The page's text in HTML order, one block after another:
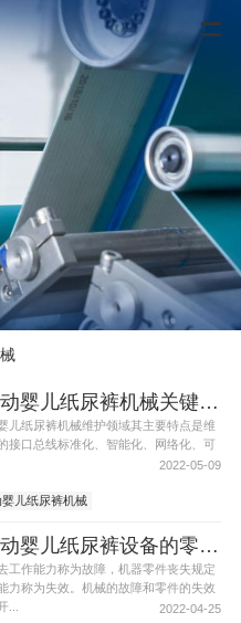
全自动婴儿纸尿裤机械关键技术分析
儿纸尿裤机械维护领域其主要特点是维
接口总线标准化、智能化、网络化、可
2022-05-09
儿纸尿裤机械
全自动婴儿纸尿裤设备的零件装配与清洗
工作能力称为故障，机器零件丧失规定
力称为失效。机械的故障和零件的失效
...
2022-04-25